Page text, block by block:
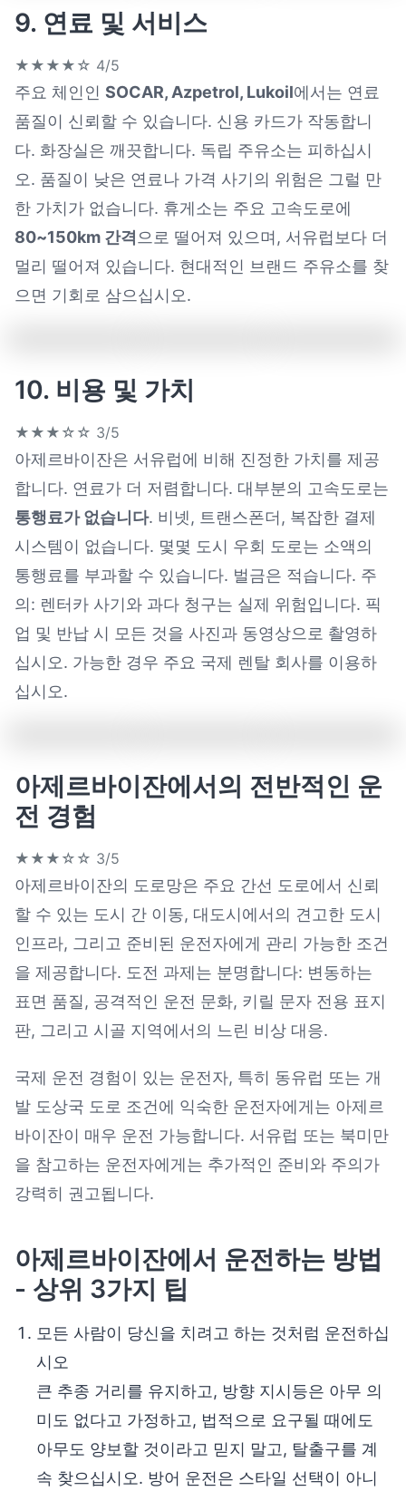
9. 연료 및 서비스
★★★★☆ 4/5
주요 체인인 SOCAR, Azpetrol, Lukoil에서는 연료
품질이 신뢰할 수 있습니다. 신용 카드가 작동합니
다. 화장실은 깨끗합니다. 독립 주유소는 피하십시
오. 품질이 낮은 연료나 가격 사기의 위험은 그럴 만
한 가치가 없습니다. 휴게소는 주요 고속도로에
80~150km 간격 으로 떨어져 있으며, 서유럽보다 더
멀리 떨어져 있습니다. 현대적인 브랜드 주유소를 찾
으면 기회로 삼으십시오.
10. 비용 및 가치
★★★☆☆ 3/5
아제르바이잔은 서유럽에 비해 진정한 가치를 제공
합니다. 연료가 더 저렴합니다. 대부분의 고속도로는
통행료가 없습니다. 비넷, 트랜스폰더, 복잡한 결제
시스템이 없습니다. 몇몇 도시 우회 도로는 소액의
통행료를 부과할 수 있습니다. 벌금은 적습니다. 주
의: 렌터카 사기와 과다 청구는 실제 위험입니다. 픽
업 및 반납 시 모든 것을 사진과 동영상으로 촬영하
십시오. 가능한 경우 주요 국제 렌탈 회사를 이용하
십시오.
아제르바이잔에서의 전반적인 운
전 경험
★★★☆☆ 3/5
아제르바이잔의 도로망은 주요 간선 도로에서 신뢰
할 수 있는 도시 간 이동, 대도시에서의 견고한 도시
인프라, 그리고 준비된 운전자에게 관리 가능한 조건
을 제공합니다. 도전 과제는 분명합니다: 변동하는
표면 품질, 공격적인 운전 문화, 키릴 문자 전용 표지
판, 그리고 시골 지역에서의 느린 비상 대응.
국제 운전 경험이 있는 운전자, 특히 동유럽 또는 개
발 도상국 도로 조건에 익숙한 운전자에게는 아제르
바이잔이 매우 운전 가능합니다. 서유럽 또는 북미만
을 참고하는 운전자에게는 추가적인 준비와 주의가
강력히 권고됩니다.
아제르바이잔에서 운전하는 방법
- 상위 3가지 팁
모든 사람이 당신을 치려고 하는 것처럼 운전하십
시오
큰 추종 거리를 유지하고, 방향 지시등은 아무 의
미도 없다고 가정하고, 법적으로 요구될 때에도
아무도 양보할 것이라고 믿지 말고, 탈출구를 계
속 찾으십시오. 방어 운전은 스타일 선택이 아니